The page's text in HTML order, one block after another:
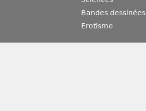
Bandes dessinées
Erotisme